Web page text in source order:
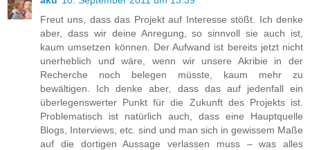
Freut uns, dass das Projekt auf Interesse stößt. Ich denke
aber, dass wir deine Anregung, so sinnvoll sie auch ist,
kaum umsetzen können. Der Aufwand ist bereits jetzt nicht
unerheblich und wäre, wenn wir unsere Akribie in der
Recherche noch belegen müsste, kaum mehr zu
bewältigen. Ich denke aber, dass das auf jedenfall ein
überlegenswerter Punkt für die Zukunft des Projekts ist.
Problematisch ist natürlich auch, dass eine Hauptquelle
Blogs, Interviews, etc. sind und man sich in gewissem Maße
auf die dortigen Aussage verlassen muss – was alles